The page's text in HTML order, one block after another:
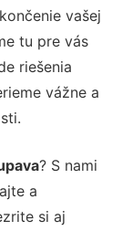
vašej
tu pre vás
riešenia
vážne a
? S nami
a
si aj